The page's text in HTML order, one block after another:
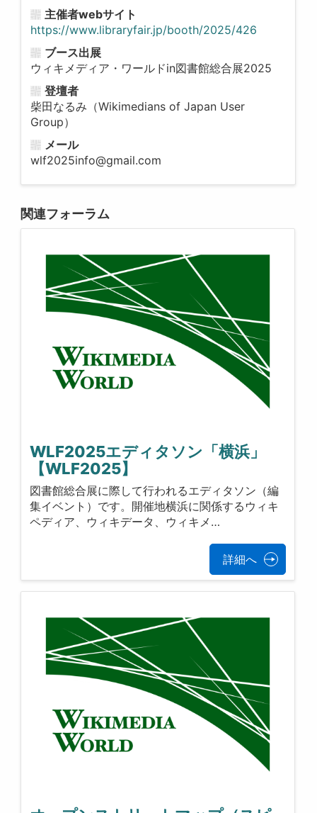
主催者webサイト
https://www.libraryfair.jp/booth/2025/426
ブース出展
ウィキメディア・ワールドin図書館総合展2025
登壇者
柴田なるみ（Wikimedians of Japan User
Group）
メール
wlf2025info@gmail.com
関連フォーラム
WLF2025エディタソン「横浜」
【WLF2025】
図書館総合展に際して行われるエディタソン（編
集イベント）です。開催地横浜に関係するウィキ
ペディア、ウィキデータ、ウィキメ…
詳細へ